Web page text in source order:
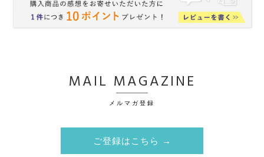
MAIL MAGAZINE
メルマガ登録
ご登録はこちら →